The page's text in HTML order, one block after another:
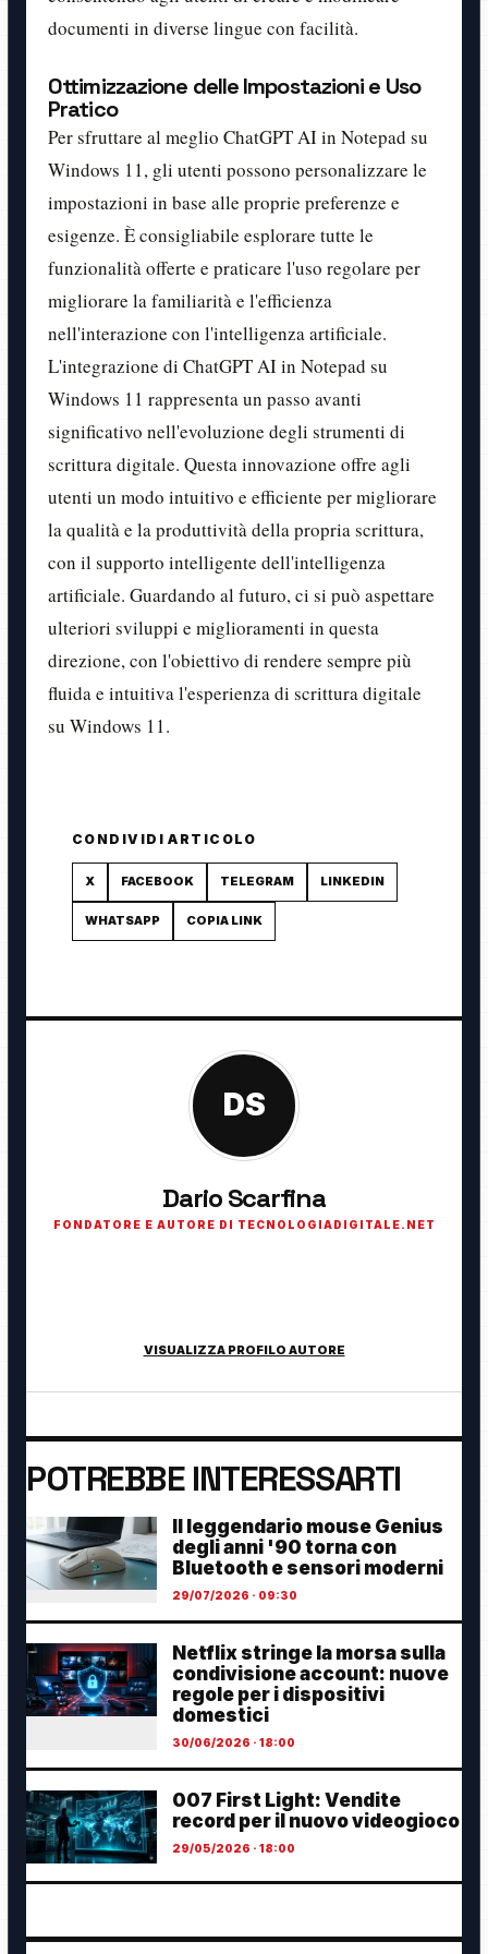
documenti in diverse lingue con facilità.
Ottimizzazione delle Impostazioni e Uso
Pratico
Per sfruttare al meglio ChatGPT AI in Notepad su
Windows 11, gli utenti possono personalizzare le
impostazioni in base alle proprie preferenze e
esigenze. È consigliabile esplorare tutte le
funzionalità offerte e praticare l'uso regolare per
migliorare la familiarità e l'efficienza
nell'interazione con l'intelligenza artificiale.
L'integrazione di ChatGPT AI in Notepad su
Windows 11 rappresenta un passo avanti
significativo nell'evoluzione degli strumenti di
scrittura digitale. Questa innovazione offre agli
utenti un modo intuitivo e efficiente per migliorare
la qualità e la produttività della propria scrittura,
con il supporto intelligente dell'intelligenza
artificiale. Guardando al futuro, ci si può aspettare
ulteriori sviluppi e miglioramenti in questa
direzione, con l'obiettivo di rendere sempre più
fluida e intuitiva l'esperienza di scrittura digitale
su Windows 11.
CONDIVIDI ARTICOLO
X FACEBOOK TELEGRAM LINKEDIN
WHATSAPP COPIA LINK
DS
Dario Scarfina
FONDATORE E AUTORE DI TECNOLOGIADIGITALE.NET
VISUALIZZA PROFILO AUTORE
POTREBBE INTERESSARTI
Il leggendario mouse Genius
degli anni '90 torna con
Bluetooth e sensori moderni
29/07/2026 · 09:30
Netflix stringe la morsa sulla
condivisione account: nuove
regole per i dispositivi
domestici
30/06/2026 · 18:00
007 First Light: Vendite
record per il nuovo videogioco
29/05/2026 · 18:00